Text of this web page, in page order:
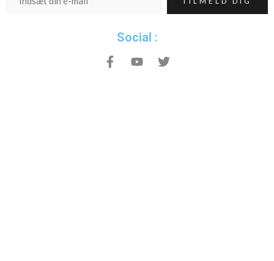
Social :